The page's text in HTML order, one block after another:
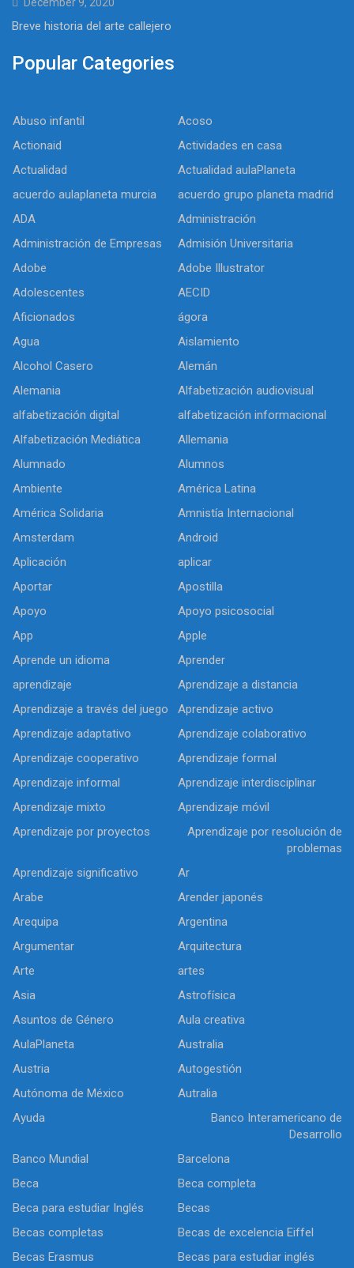
Breve historia del arte callejero
Popular Categories
Abuso infantil
Acoso
Actionaid
Actividades en casa
Actualidad
Actualidad aulaPlaneta
acuerdo aulaplaneta murcia
acuerdo grupo planeta madrid
ADA
Administración
Administración de Empresas
Admisión Universitaria
Adobe
Adobe Illustrator
Adolescentes
AECID
Aficionados
ágora
Agua
Aislamiento
Alcohol Casero
Alemán
Alemania
Alfabetización audiovisual
alfabetización digital
alfabetización informacional
Alfabetización Mediática
Allemania
Alumnado
Alumnos
Ambiente
América Latina
América Solidaria
Amnistía Internacional
Amsterdam
Android
Aplicación
aplicar
Aportar
Apostilla
Apoyo
Apoyo psicosocial
App
Apple
Aprende un idioma
Aprender
aprendizaje
Aprendizaje a distancia
Aprendizaje a través del juego
Aprendizaje activo
Aprendizaje adaptativo
Aprendizaje colaborativo
Aprendizaje cooperativo
Aprendizaje formal
Aprendizaje informal
Aprendizaje interdisciplinar
Aprendizaje mixto
Aprendizaje móvil
Aprendizaje por proyectos
Aprendizaje por resolución de
problemas
Aprendizaje significativo
Ar
Arabe
Arender japonés
Arequipa
Argentina
Argumentar
Arquitectura
Arte
artes
Asia
Astrofísica
Asuntos de Género
Aula creativa
AulaPlaneta
Australia
Austria
Autogestión
Autónoma de México
Autralia
Ayuda
Banco Interamericano de
Desarrollo
Banco Mundial
Barcelona
Beca
Beca completa
Beca para estudiar Inglés
Becas
Becas completas
Becas de excelencia Eiffel
Becas Erasmus
Becas para estudiar inglés